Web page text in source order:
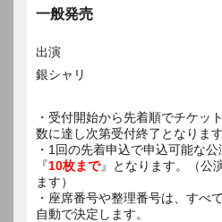
一般発売
出演
銀シャリ
・受付開始から先着順でチケッ
数に達し次第受付終了となります
・1回の先着申込で申込可能な
『10枚まで』となります。（公
ます）
・座席番号や整理番号は、すべ
自動で決定します。